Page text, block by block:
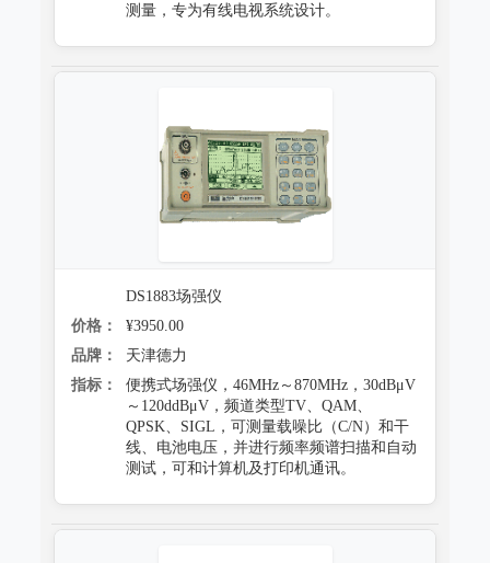
测量，专为有线电视系统设计。
DS1883场强仪
价格：
¥3950.00
品牌：
天津德力
指标：
便携式场强仪，46MHz～870MHz，30dBμV
～120ddBμV，频道类型TV、QAM、
QPSK、SIGL，可测量载噪比（C/N）和干
线、电池电压，并进行频率频谱扫描和自动
测试，可和计算机及打印机通讯。